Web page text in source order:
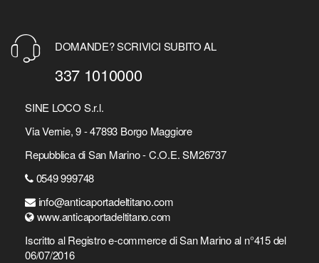
DOMANDE? SCRIVICI SUBITO AL
337 1010000
SINE LOCO S.r.l.
Via Vernie, 9 - 47893 Borgo Maggiore
Repubblica di San Marino - C.O.E. SM26737
0549 999748
info@anticaportadeltitano.com
www.anticaportadeltitano.com
Iscritto al Registro e-commerce di San Marino al n°415 del
06/07/2016